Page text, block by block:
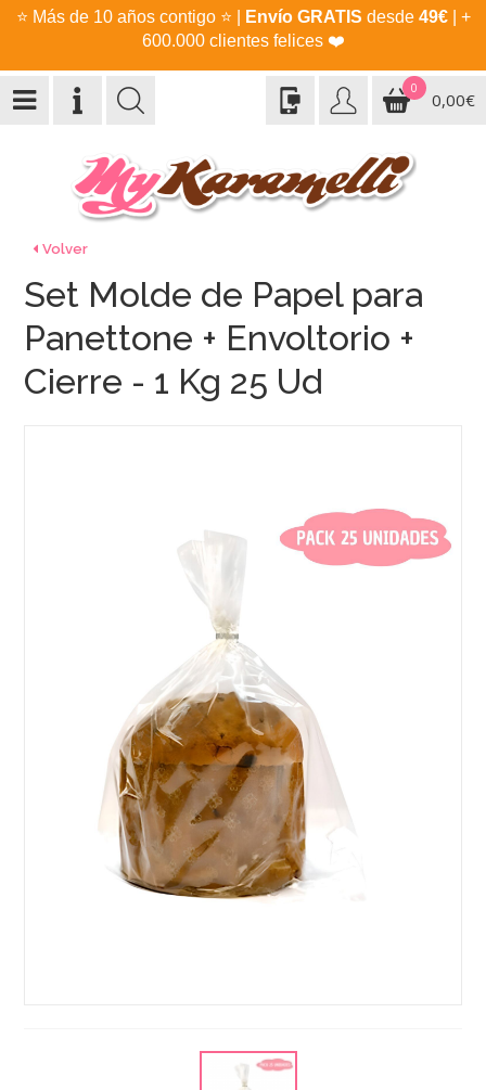
⭐ Más de 10 años contigo ⭐ Envío GRATIS desde 49€| +
600.000 clientes felices ❤️
0
0,00€
Volver
Set Molde de Papel para
Panettone + Envoltorio +
Cierre - 1 Kg 25 Ud